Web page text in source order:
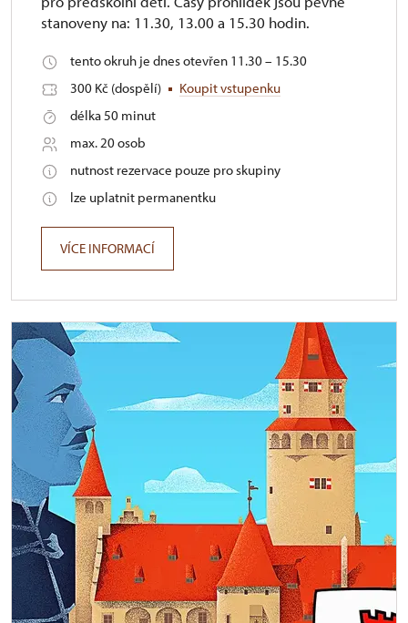
stanoveny na: 11.30, 13.00 a 15.30 hodin.
tento okruh je dnes otevřen 11.30 – 15.30
300 Kč (dospělí)
Koupit vstupenku
délka 50 minut
max. 20 osob
nutnost rezervace pouze pro skupiny
lze uplatnit permanentku
VÍCE INFORMACÍ